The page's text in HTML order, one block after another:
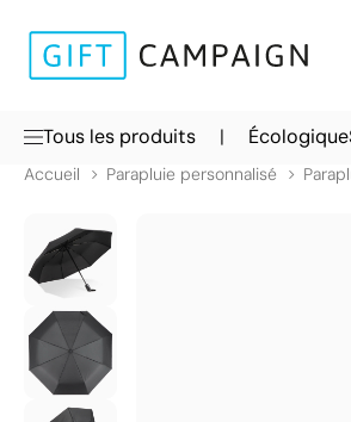
Tous les produits | Écologique
Accueil Parapluie personnalisé